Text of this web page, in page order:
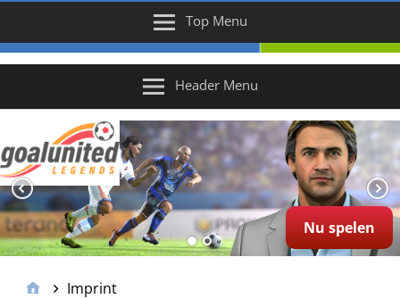
Top Menu
Header Menu
Nu spelen
Imprint